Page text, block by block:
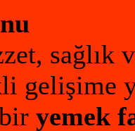
sağlık
gelişime
yemek